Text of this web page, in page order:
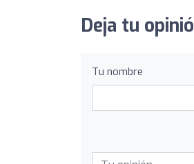
Deja tu
Tu nombre